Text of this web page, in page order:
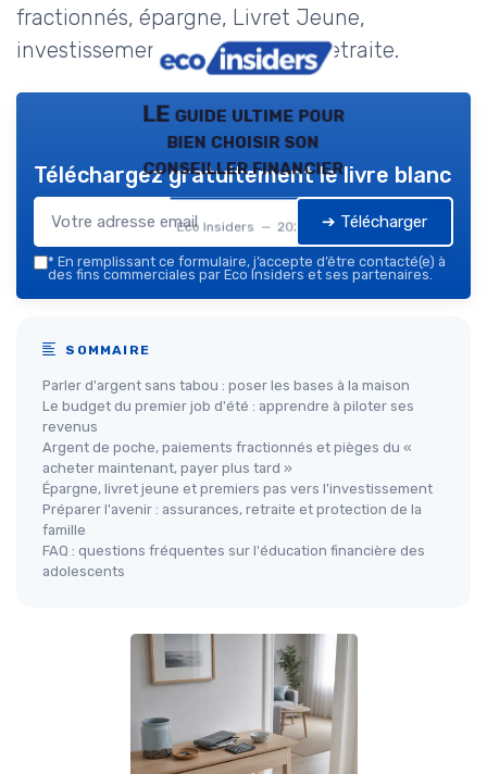
fractionnés, épargne, Livret Jeune,
investissement, assurances et retraite.
LE guide ultime pour
bien choisir son
conseiller financier
Eco Insiders — 2026
Téléchargez gratuitement le livre blanc
➔ Télécharger
* En remplissant ce formulaire, j’accepte d’être contacté(e) à
des fins commerciales par Eco Insiders et ses partenaires.
SOMMAIRE
Parler d'argent sans tabou : poser les bases à la maison
Le budget du premier job d'été : apprendre à piloter ses
revenus
Argent de poche, paiements fractionnés et pièges du «
acheter maintenant, payer plus tard »
Épargne, livret jeune et premiers pas vers l'investissement
Préparer l'avenir : assurances, retraite et protection de la
famille
FAQ : questions fréquentes sur l'éducation financière des
adolescents